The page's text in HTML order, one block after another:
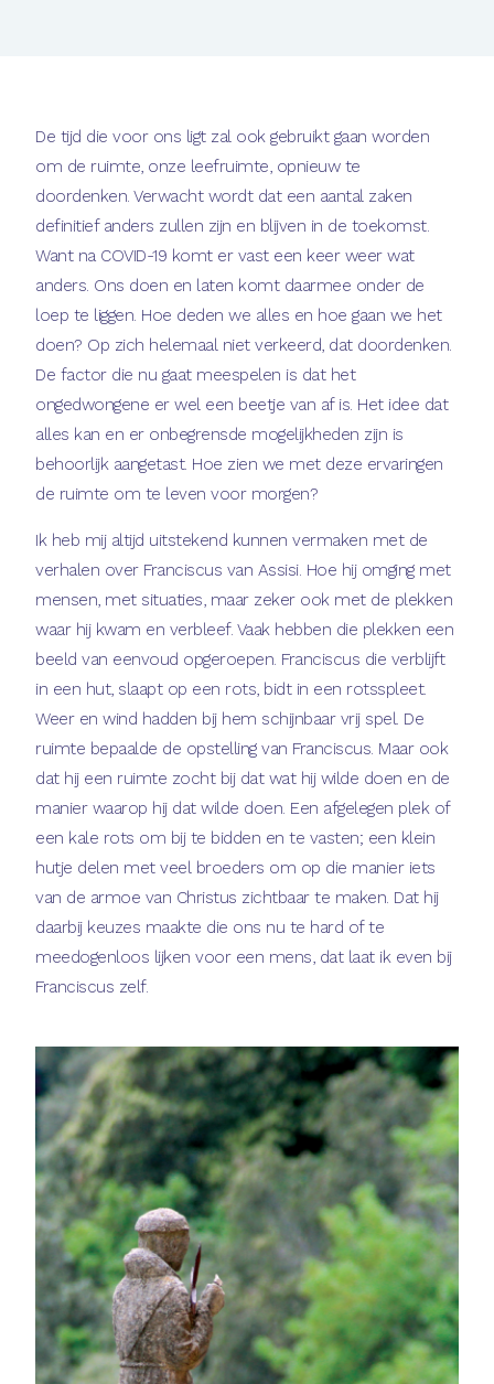
De tijd die voor ons ligt zal ook gebruikt gaan worden
om de ruimte, onze leefruimte, opnieuw te
doordenken. Verwacht wordt dat een aantal zaken
definitief anders zullen zijn en blijven in de toekomst.
Want na COVID-19 komt er vast een keer weer wat
anders. Ons doen en laten komt daarmee onder de
loep te liggen. Hoe deden we alles en hoe gaan we het
doen? Op zich helemaal niet verkeerd, dat doordenken.
De factor die nu gaat meespelen is dat het
ongedwongene er wel een beetje van af is. Het idee dat
alles kan en er onbegrensde mogelijkheden zijn is
behoorlijk aangetast. Hoe zien we met deze ervaringen
de ruimte om te leven voor morgen?
Ik heb mij altijd uitstekend kunnen vermaken met de
verhalen over Franciscus van Assisi. Hoe hij omging met
mensen, met situaties, maar zeker ook met de plekken
waar hij kwam en verbleef. Vaak hebben die plekken een
beeld van eenvoud opgeroepen. Franciscus die verblijft
in een hut, slaapt op een rots, bidt in een rotsspleet.
Weer en wind hadden bij hem schijnbaar vrij spel. De
ruimte bepaalde de opstelling van Franciscus. Maar ook
dat hij een ruimte zocht bij dat wat hij wilde doen en de
manier waarop hij dat wilde doen. Een afgelegen plek of
een kale rots om bij te bidden en te vasten; een klein
hutje delen met veel broeders om op die manier iets
van de armoe van Christus zichtbaar te maken. Dat hij
daarbij keuzes maakte die ons nu te hard of te
meedogenloos lijken voor een mens, dat laat ik even bij
Franciscus zelf.